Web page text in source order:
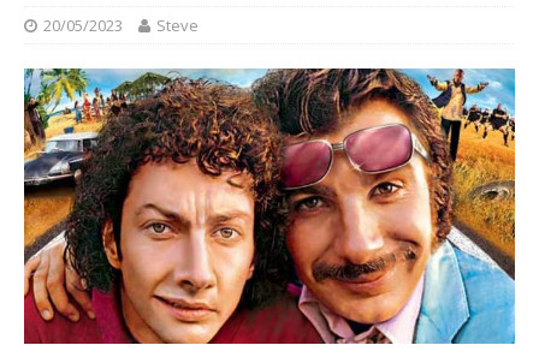
20/05/2023 Steve